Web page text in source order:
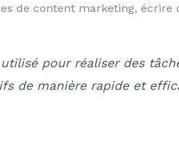
de content marketing,
pour réaliser des
de manière rapide et